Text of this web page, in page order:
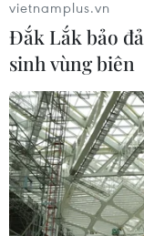
thành phố Huế
06/08/2026 03:01
vietnamplus.vn
Đắk Lắk bảo
sinh vùng biên